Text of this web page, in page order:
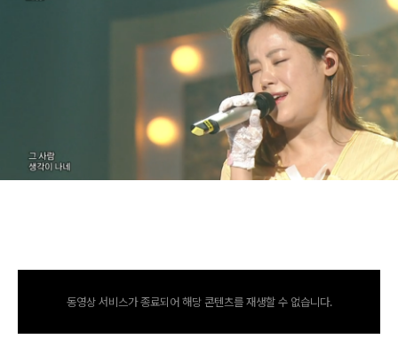
동영상 서비스가 종료되어 해당 콘텐츠를 재생할 수 없습니다.